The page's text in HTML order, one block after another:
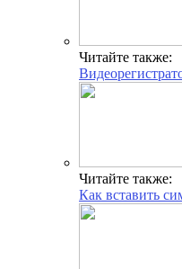
Читайте также:
Читайте также:
Как вставить